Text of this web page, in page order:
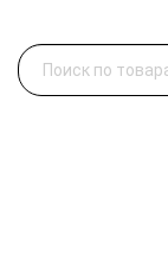
Искать: